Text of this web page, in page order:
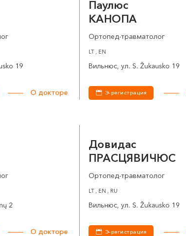
19
О докторе
Паулюс
КАНОПА
Ортопед-травматолог
LT , EN
Вильнюс, ул. S. Žukausko 19
Э-регистрация
2
О докторе
Довидас
ПРАСЦЯВИЧЮС
Ортопед-травматолог
LT , EN , RU
Вильнюс, ул. S. Žukausko 19
Э-регистрация